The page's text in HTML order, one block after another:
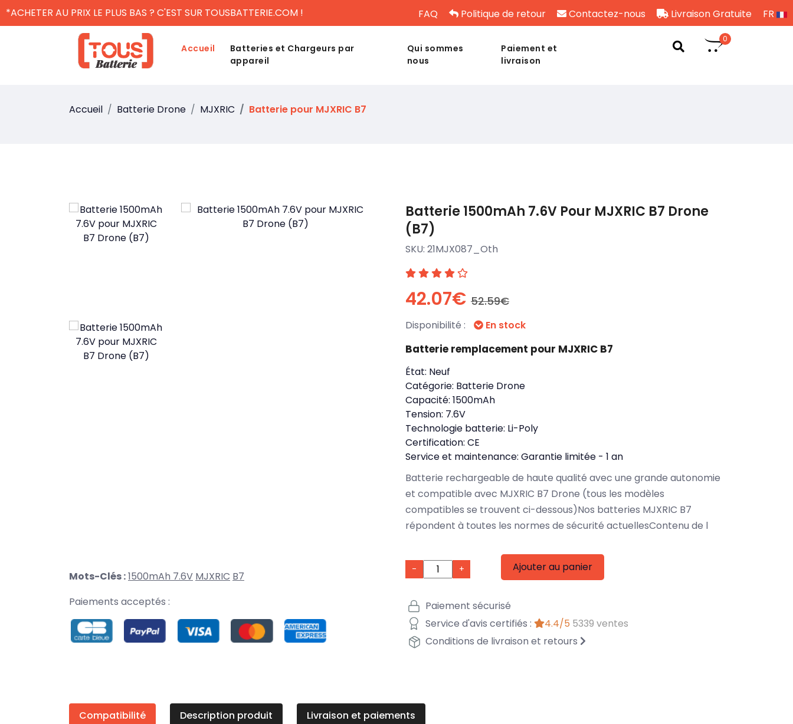
*ACHETER AU PRIX LE PLUS BAS ? C'EST SUR TOUSBATTERIE.COM ! FAQ Politique de retour Contactez-nous Livraison Gratuite FR
Accueil
Batteries et Chargeurs par
appareil
Qui sommes
nous
Paiement et
livraison
0
Accueil Batterie Drone MJXRIC Batterie pour MJXRIC B7
Mots-Clés :1500mAh 7.6V MJXRIC B7
Paiements acceptés :
Batterie 1500mAh 7.6V Pour MJXRIC B7 Drone
(B7)
SKU: 21MJX087_Oth
42.07€ 52.59€
Disponibilité : En stock
Batterie remplacement pour MJXRIC B7
État: Neuf
Catégorie: Batterie Drone
Capacité: 1500mAh
Tension: 7.6V
Technologie batterie: Li-Poly
Certification: CE
Service et maintenance: Garantie limitée - 1 an
Batterie rechargeable de haute qualité avec une grande autonomie
et compatible avec MJXRIC B7 Drone (tous les modèles
compatibles se trouvent ci-dessous)Nos batteries MJXRIC B7
répondent à toutes les normes de sécurité actuellesContenu de l
- + Ajouter au panier
Paiement sécurisé
Service d'avis certifiés :
4.4/5 5339 ventes
Conditions de livraison et retours
Compatibilité Description produit Livraison et paiements